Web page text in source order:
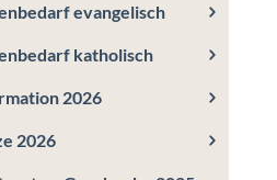
evangelisch
katholisch
2026
2026